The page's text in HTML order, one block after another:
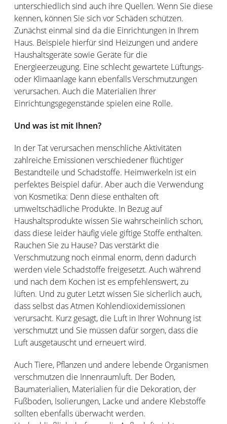
unterschiedlich sind auch ihre Quellen. Wenn Sie diese
kennen, können Sie sich vor Schäden schützen.
Zunächst einmal sind da die Einrichtungen in Ihrem
Haus. Beispiele hierfür sind Heizungen und andere
Haushaltsgeräte sowie Geräte für die
Energieerzeugung. Eine schlecht gewartete Lüftungs-
oder Klimaanlage kann ebenfalls Verschmutzungen
verursachen. Auch die Materialien Ihrer
Einrichtungsgegenstände spielen eine Rolle.
Und was ist mit Ihnen?
In der Tat verursachen menschliche Aktivitäten
zahlreiche Emissionen verschiedener flüchtiger
Bestandteile und Schadstoffe. Heimwerkeln ist ein
perfektes Beispiel dafür. Aber auch die Verwendung
von Kosmetika: Denn diese enthalten oft
umweltschädliche Produkte. In Bezug auf
Haushaltsprodukte wissen Sie wahrscheinlich schon,
dass diese leider häufig viele giftige Stoffe enthalten.
Rauchen Sie zu Hause? Das verstärkt die
Verschmutzung noch einmal enorm, denn dadurch
werden viele Schadstoffe freigesetzt. Auch während
und nach dem Kochen ist es empfehlenswert, zu
lüften. Und zu guter Letzt wissen Sie sicherlich auch,
dass selbst das Atmen Kohlendioxidemissionen
verursacht. Kurz gesagt, die Luft in Ihrer Wohnung ist
verschmutzt und Sie müssen dafür sorgen, dass die
Luft ausgetauscht und erneuert wird.
Auch Tiere, Pflanzen und andere lebende Organismen
verschmutzen die Innenraumluft. Der Boden,
Baumaterialien, Materialien für die Dekoration, der
Fußboden, Isolierungen, Lacke und andere Klebstoffe
sollten ebenfalls überwacht werden.